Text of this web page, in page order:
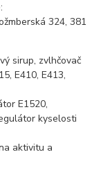
324, 381
sirup, zvlhčovač
E410, E413,
E1520,
kyselosti
aktivitu a